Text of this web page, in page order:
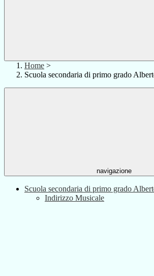
Home >
Scuola secondaria di primo grado
navigazione
Scuola secondaria di primo grado
Indirizzo Musicale